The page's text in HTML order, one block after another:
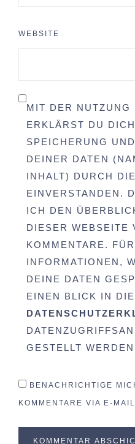
WEBSITE
MIT DER NUTZUNG
ERKLÄRST DU
SPEICHERUNG
DEINER DATEN
INHALT) DURCH
EINVERSTANDEN.
ICH DEN
DIESER WEBSEITE
KOMMENTARE.
INFORMATIONEN,
DEINE DATEN
EINEN BLICK IN DIE
GESTELLT
BENACHRICHTIGE
KOMMENTARE VIA E-MAIL.